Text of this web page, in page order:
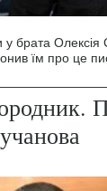
брата Олексія
їм про це